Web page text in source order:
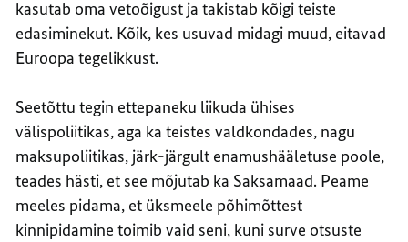
kasutab oma vetoõigust ja takistab kõigi teiste
edasiminekut. Kõik, kes usuvad midagi muud, eitavad
Euroopa tegelikkust.
Seetõttu tegin ettepaneku liikuda ühises
välispoliitikas, aga ka teistes valdkondades, nagu
maksupoliitikas, järk-järgult enamushääletuse poole,
teades hästi, et see mõjutab ka Saksamaad. Peame
meeles pidama, et üksmeele põhimõttest
kinnipidamine toimib vaid seni, kuni surve otsuste